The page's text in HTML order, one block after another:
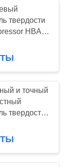
твердости
HBA-
измерителя
и точный
твердости